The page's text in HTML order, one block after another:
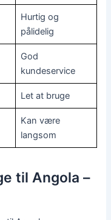
Hurtig og
pålidelig
God
kundeservice
Let at bruge
Kan være
langsom
til Angola –